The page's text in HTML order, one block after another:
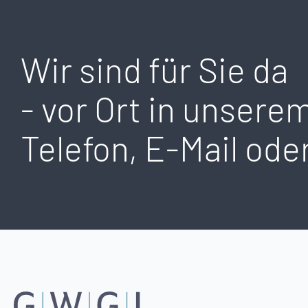
Wir sind für Sie da
- vor Ort in
Telefon, E-Mail